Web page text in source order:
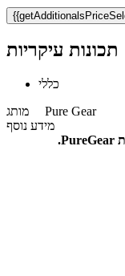
תכונות עיקריות
כללי
מותג Pure Gear
מידע נוסף